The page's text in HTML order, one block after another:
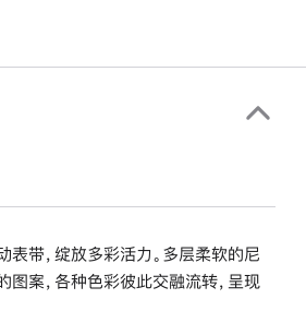
中
带，绽放多彩活力。多层柔软的尼
图案，各种色彩彼此交融流转，呈现